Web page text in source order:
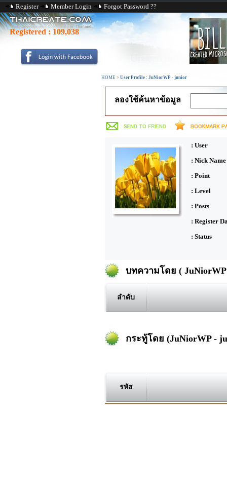
Register Member Login Forgot Password ??
Registered : 109,038
HOME > User Profile : JuNiorWP - junior
ลองใช้ค้นหาข้อมูล
: User
: Nick Name
: Point
: Level
: Posts
: Register
: Status
บทความโดย (
ลำดับ
กระทู้โดย (JuNiorWP -
รหัส